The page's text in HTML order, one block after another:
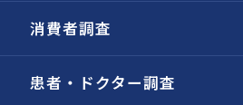
消費者調査
患者・ドクター調査